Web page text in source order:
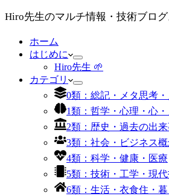
Hiro先生のマルチ情報・技術ブロ
ホーム
はじめに
Hiro先生 🌱
カテゴリ
0類：総記・メタ思考
1類：哲学・心理・心
2類：歴史・過去の出
3類：社会・ビジネス
4類：科学・健康・医療
5類：技術・工学・現
6類：生活・衣食住・暮